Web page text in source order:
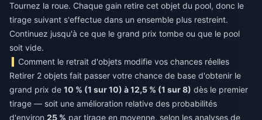
Tournez la roue. Chaque gain retire cet objet du pool, donc le
tirage suivant s'effectue dans un ensemble plus restreint.
Continuez jusqu'à ce que le grand prix tombe ou que le pool
soit vide.
Comment le retrait d'objets modifie vos chances réelles
Retirer 2 objets fait passer votre chance de base d'obtenir le
grand prix de 10 % (1 sur 10) à 12,5 % (1 sur 8) dès le premier
tirage — soit une amélioration relative des probabilités
d'environ 25 % par tirage en moyenne, selon les analyses de